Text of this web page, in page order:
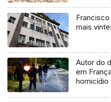
mais
Autor do
em
homicídio